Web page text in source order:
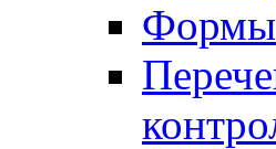
Формы